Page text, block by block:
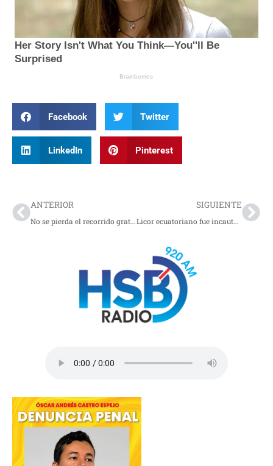
Facebook Twitter
LinkedIn Pinterest
ANTERIOR
No se pierda el recorrido gratuito en bicicleta para reconectar a los ciudadanos con la historia de Bogotá
SIGUIENTE
Licor ecuatoriano fue incautado en Terminal de Transporte de Popayán